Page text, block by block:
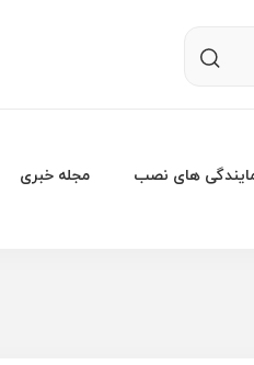
های نصب مجله خبری